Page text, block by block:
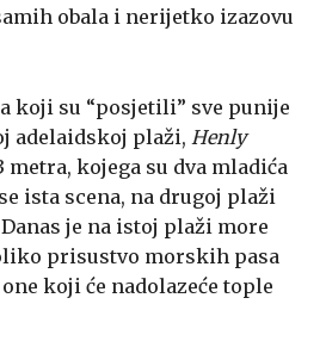
obala i nerijetko izazovu
koji su “posjetili” sve punije
adelaidskoj plaži, Henly
kojega su dva mladića
ista scena, na drugoj plaži
je na istoj plaži more
prisustvo morskih pasa
koji će nadolazeće tople